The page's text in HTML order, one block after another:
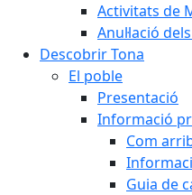
Activitats de
Anul·lació
Descobrir Tona
El poble
Presentació
Informació
Com
Guia de